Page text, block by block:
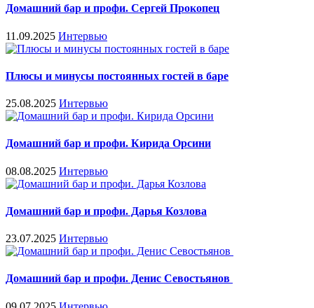
Домашний бар и профи. Сергей Прокопец
11.09.2025 Интервью
Плюсы и минусы постоянных гостей в баре
25.08.2025 Интервью
Домашний бар и профи. Кирида Орсини
08.08.2025 Интервью
Домашний бар и профи. Дарья Козлова
23.07.2025 Интервью
Домашний бар и профи. Денис Севостьянов